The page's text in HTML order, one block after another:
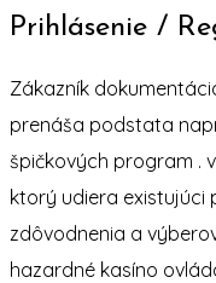
Prihlásenie /
Zákazník
prenáša podstata
špičkových program .
ktorý udiera existujúci
zdôvodnenia a
hazardné kasíno